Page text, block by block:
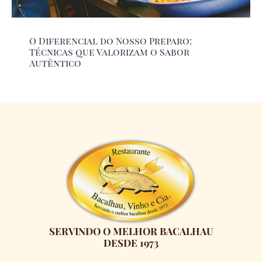
O Diferencial do Nosso Preparo:
Técnicas que Valorizam o Sabor
Autêntico
SERVINDO O MELHOR BACALHAU
DESDE 1973